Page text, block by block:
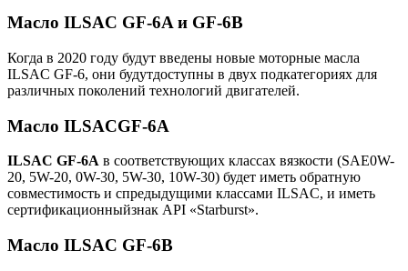
Масло ILSAC GF-6A и GF-6B
Когда в 2020 году будут введены новые моторные масла
ILSAC GF-6, они будутдоступны в двух подкатегориях для
различных поколений технологий двигателей.
Масло ILSACGF-6A
ILSAC GF-6A в соответствующих классах вязкости (SAE0W-
20, 5W-20, 0W-30, 5W-30, 10W-30) будет иметь обратную
совместимость и спредыдущими классами ILSAC, и иметь
сертификационныйзнак API «Starburst».
Масло ILSAC GF-6B